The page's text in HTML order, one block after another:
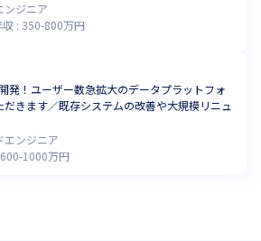
ンジニア
収 : 350-800万円
発！ユーザー数急拡大のデータプラットフォ
だきます／既存システムの改善や大規模リニュ
エンジニア
600-1000万円